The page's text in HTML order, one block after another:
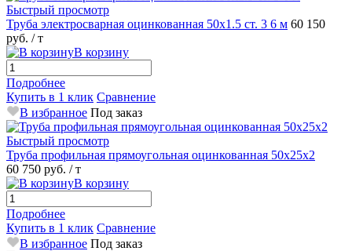
Быстрый просмотр
Труба электросварная оцинкованная 50х1.5 ст. 3 6 м 60 150
руб. / т
В корзину
Подробнее
Купить в 1 клик Сравнение
В избранное Под заказ
Быстрый просмотр
Труба профильная прямоугольная оцинкованная 50х25х2
60 750 руб. / т
В корзину
Подробнее
Купить в 1 клик Сравнение
В избранное Под заказ